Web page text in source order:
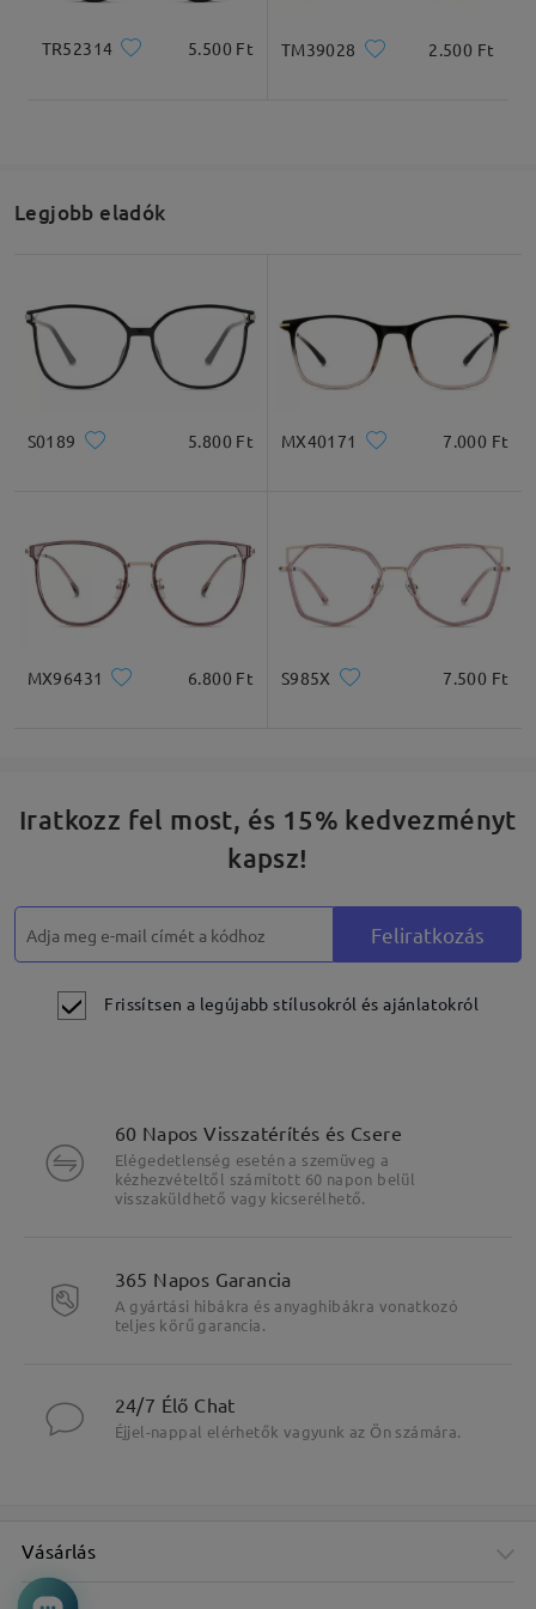
TR52314 5.500 Ft TM39028 2.500 Ft
Legjobb eladók
S0189 5.800 Ft MX40171 7.000 Ft
MX96431 6.800 Ft S985X 7.500 Ft
Iratkozz fel most, és 15% kedvezményt
kapsz!
Feliratkozás
Frissítsen a legújabb stílusokról és ajánlatokról
60 Napos Visszatérítés és Csere
Elégedetlenség esetén a szemüveg a
kézhezvételtől számított 60 napon belül
visszaküldhető vagy kicserélhető.
365 Napos Garancia
A gyártási hibákra és anyaghibákra vonatkozó
teljes körű garancia.
24/7 Élő Chat
Éjjel-nappal elérhetők vagyunk az Ön számára.
Vásárlás